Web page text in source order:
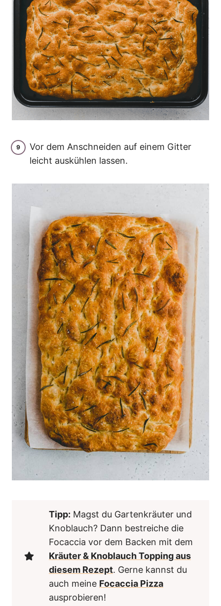
Vor dem Anschneiden auf einem Gitter
leicht auskühlen lassen.
Tipp: Magst du Gartenkräuter und
Knoblauch? Dann bestreiche die
Focaccia vor dem Backen mit dem
Kräuter & Knoblauch Topping aus
diesem Rezept. Gerne kannst du
auch meine Focaccia Pizza
ausprobieren!